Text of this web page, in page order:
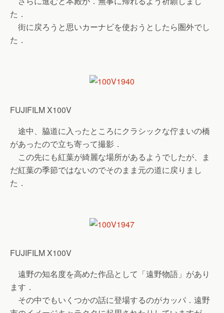
た．
街に戻ろうと思いカーナビを使おうとしたら圏外でし
た．
FUJIFILM X100V
途中、脇道に入ったところにクラシックな佇まいの橋
があったので立ち寄って撮影．
この先にも紅葉が綺麗な場所があるようでしたが、ま
だ紅葉の季節ではないのでそのまま元の道に戻りまし
た．
FUJIFILM X100V
遠野の知名度を高めた作品として「遠野物語」があり
ます．
その中でもいくつかの話に登場するのがカッパ．遠野